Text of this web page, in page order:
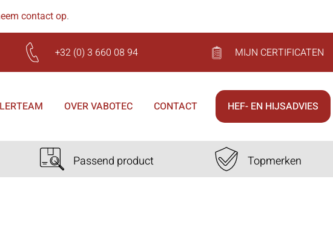
contact op.
+32 (0) 3 660 08 94 MIJN CERTIFICATEN
OVER VABOTEC CONTACT HEF- EN HIJSADVIES
Passend product Topmerken